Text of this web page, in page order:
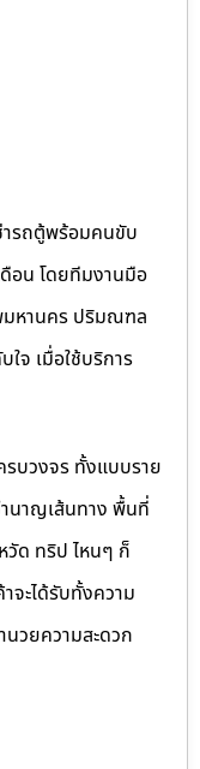
ารถตู้พร้อมคนขับ
อน โดยทีมงานมือ
มหานคร ปริมณฑล
จ เมื่อใช้บริการ
บวงจร ทั้งแบบราย
นาญเส้นทาง พื้นที่
ด ทริป ไหนๆ ก็
จะได้รับทั้งความ
วยความสะดวก